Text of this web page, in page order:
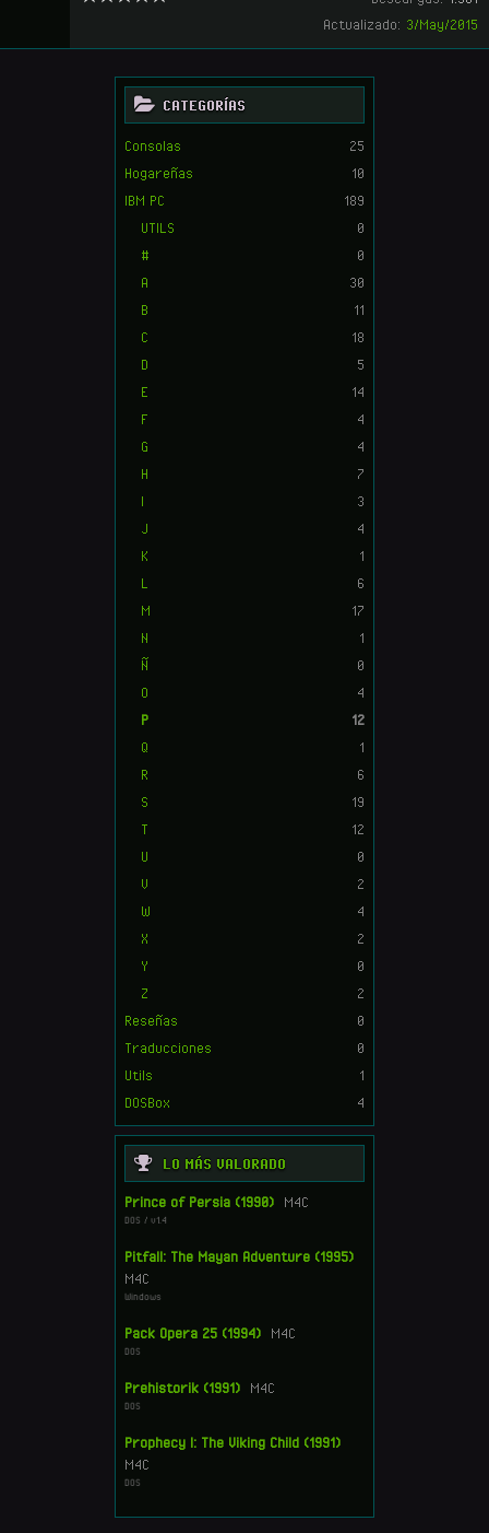
CATEGORÍAS
Consolas
25
Hogareñas
10
IBM PC
189
UTILS
0
#
0
A
30
B
11
C
18
D
5
E
14
F
4
G
4
H
7
I
3
J
4
K
1
L
6
M
17
N
1
Ñ
0
O
4
P
12
Q
1
R
6
S
19
T
12
U
0
V
2
W
4
X
2
Y
0
Z
2
Reseñas
0
Traducciones
0
Utils
1
DOSBox
4
LO MÁS VALORADO
Prince of Persia (1990) M4C
DOS / v1.4
Pitfall: The Mayan Adventure (1995)
M4C
Windows
Pack Opera 25 (1994) M4C
DOS
Prehistorik (1991) M4C
DOS
Prophecy I: The Viking Child (1991)
M4C
DOS
Actualizado: 3/May/2015